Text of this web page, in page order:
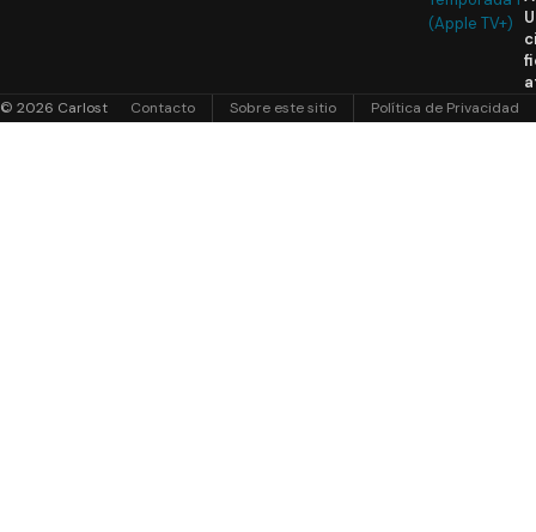
© 2026 Carlost Contacto Sobre este sitio Política de Privacidad